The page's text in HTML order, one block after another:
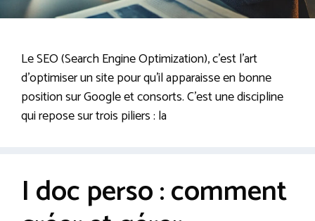
Le SEO (Search Engine Optimization), c’est l’art
d’optimiser un site pour qu’il apparaisse en bonne
position sur Google et consorts. C’est une discipline
qui repose sur trois piliers : la
I doc perso : comment